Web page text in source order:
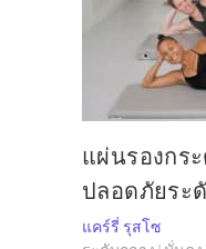
แผ่นรองกร
ปลอดภัยระ
แคร์รี่ รุสโซ